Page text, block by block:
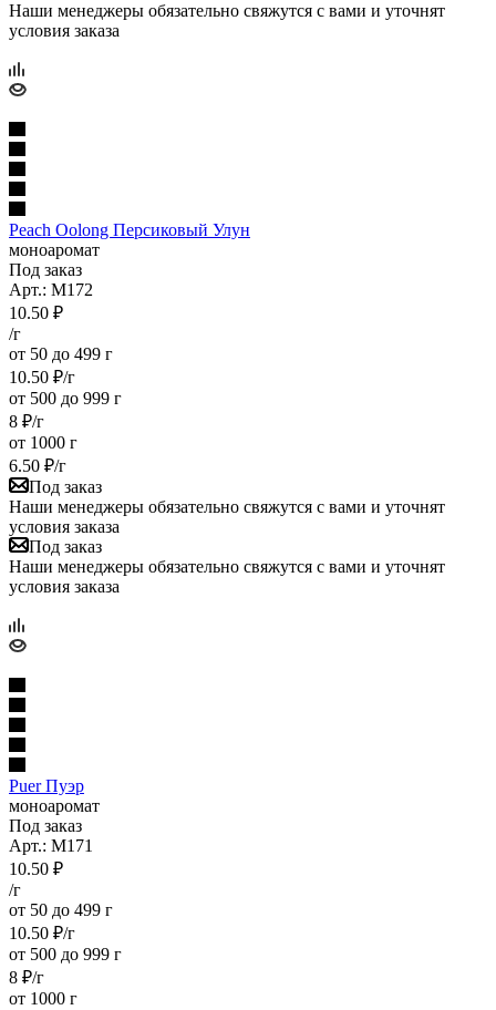
Наши менеджеры обязательно свяжутся с вами и уточнят
условия заказа
Peach Oolong Персиковый Улун
моноаромат
Под заказ
Арт.: M172
10.50 ₽
/г
от 50 до 499 г
10.50 ₽/г
от 500 до 999 г
8 ₽/г
от 1000 г
6.50 ₽/г
Под заказ
Наши менеджеры обязательно свяжутся с вами и уточнят
условия заказа
Под заказ
Наши менеджеры обязательно свяжутся с вами и уточнят
условия заказа
Puer Пуэр
моноаромат
Под заказ
Арт.: M171
10.50 ₽
/г
от 50 до 499 г
10.50 ₽/г
от 500 до 999 г
8 ₽/г
от 1000 г